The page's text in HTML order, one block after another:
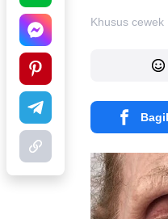
Khusus cewek